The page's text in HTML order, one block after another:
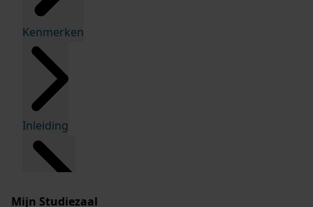
Kenmerken
Inleiding
Mijn Studiezaal